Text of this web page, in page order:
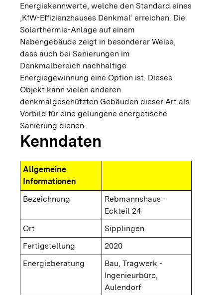
Energiekennwerte, welche den Standard eines
‚KfW-Effizienzhauses Denkmal‘ erreichen. Die
Solarthermie-Anlage auf einem
Nebengebäude zeigt in besonderer Weise,
dass auch bei Sanierungen im
Denkmalbereich nachhaltige
Energiegewinnung eine Option ist. Dieses
Objekt kann vielen anderen
denkmalgeschützten Gebäuden dieser Art als
Vorbild für eine gelungene energetische
Sanierung dienen.
Kenndaten
Allgemeine
Informationen
Bezeichnung
Rebmannshaus -
Eckteil 24
Ort
Sipplingen
Fertigstellung
2020
Energieberatung
Bau, Tragwerk -
Ingenieurbüro,
Aulendorf